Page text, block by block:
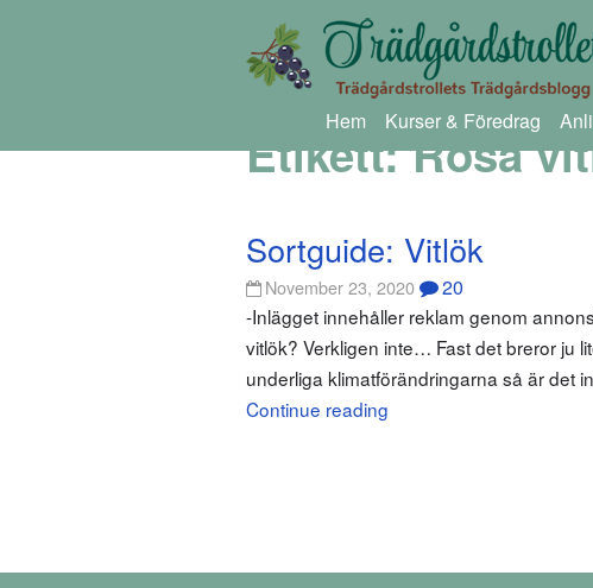
Hem Kurser & Föredrag
Etikett:Rosa
Sortguide: Vitlök
November 23, 2020 20
-Inlägget innehåller reklam genom
vitlök? Verkligen inte… Fast det breror ju
underliga klimatförändringarna så är det
Continue reading